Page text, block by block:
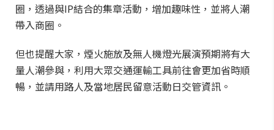
圈，透過與IP結合的集章活動，增加趣味性，並將人潮
帶入商圈。
但也提醒大家，煙火施放及無人機燈光展演預期將有大
量人潮參與，利用大眾交通運輸工具前往會更加省時順
暢，並請用路人及當地居民留意活動日交管資訊。